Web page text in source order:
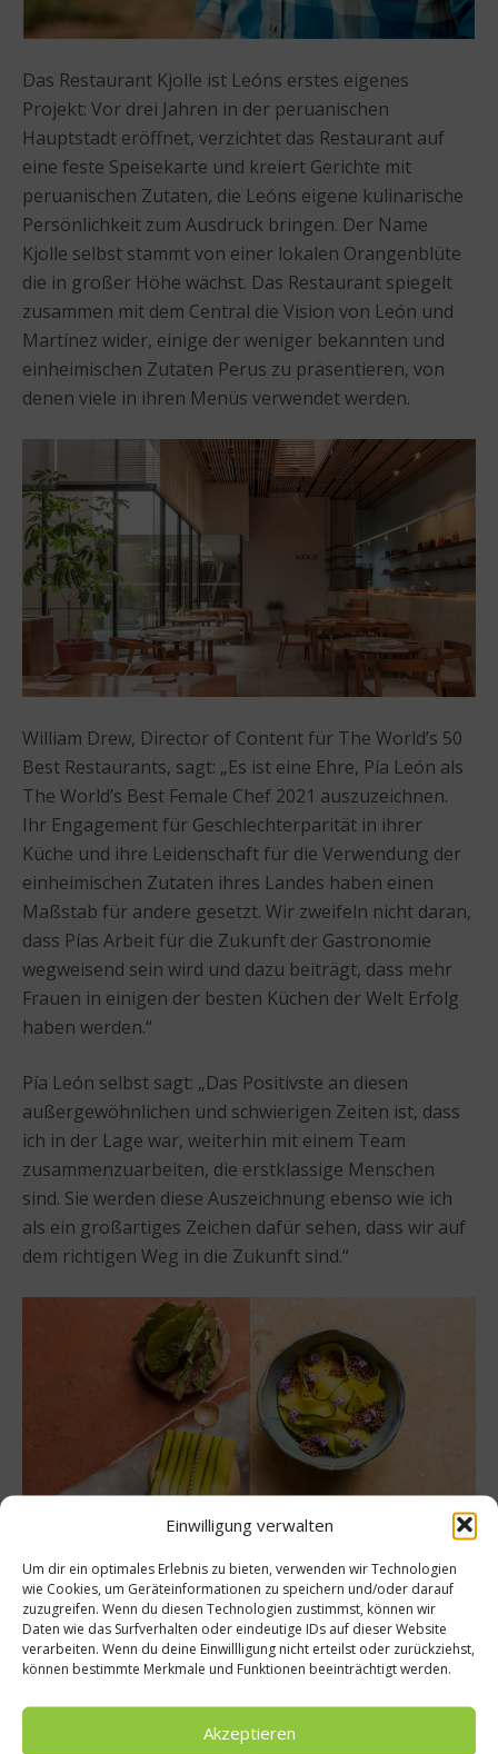
Einwilligung verwalten
Um dir ein optimales Erlebnis zu bieten, verwenden wir Technologien
wie Cookies, um Geräteinformationen zu speichern und/oder darauf
zuzugreifen. Wenn du diesen Technologien zustimmst, können wir
Daten wie das Surfverhalten oder eindeutige IDs auf dieser Website
verarbeiten. Wenn du deine Einwillligung nicht erteilst oder zurückziehst,
können bestimmte Merkmale und Funktionen beeinträchtigt werden.
Akzeptieren
Das Restaurant Kjolle ist Leóns erstes eigenes
Projekt: Vor drei Jahren in der peruanischen
Hauptstadt eröffnet, verzichtet das Restaurant auf
eine feste Speisekarte und kreiert Gerichte mit
peruanischen Zutaten, die Leóns eigene kulinarische
Persönlichkeit zum Ausdruck bringen. Der Name
Kjolle selbst stammt von einer lokalen Orangenblüte
die in großer Höhe wächst. Das Restaurant spiegelt
zusammen mit dem Central die Vision von León und
Martínez wider, einige der weniger bekannten und
einheimischen Zutaten Perus zu präsentieren, von
denen viele in ihren Menüs verwendet werden.
William Drew, Director of Content für The World’s 50
Best Restaurants, sagt: „Es ist eine Ehre, Pía León als
The World’s Best Female Chef 2021 auszuzeichnen.
Ihr Engagement für Geschlechterparität in ihrer
Küche und ihre Leidenschaft für die Verwendung der
einheimischen Zutaten ihres Landes haben einen
Maßstab für andere gesetzt. Wir zweifeln nicht daran,
dass Pías Arbeit für die Zukunft der Gastronomie
wegweisend sein wird und dazu beiträgt, dass mehr
Frauen in einigen der besten Küchen der Welt Erfolg
haben werden.“
Pía León selbst sagt: „Das Positivste an diesen
außergewöhnlichen und schwierigen Zeiten ist, dass
ich in der Lage war, weiterhin mit einem Team
zusammenzuarbeiten, die erstklassige Menschen
sind. Sie werden diese Auszeichnung ebenso wie ich
als ein großartiges Zeichen dafür sehen, dass wir auf
dem richtigen Weg in die Zukunft sind.“
Auch Aslı Aydoğan, Leiterin von Nude Glass, gratuliert
Pía León: „Wir freuen uns, eine Auszeichnung zu
unterstützen, die die weiblichen Leistungen in der
Gastronomielandschaft beleuchtet. Was Pía in ihren
Jahren an der Spitze des Central und Kjolle geschaffen
hat, ist bemerkenswert. Es ist uns eine Freude, sowohl